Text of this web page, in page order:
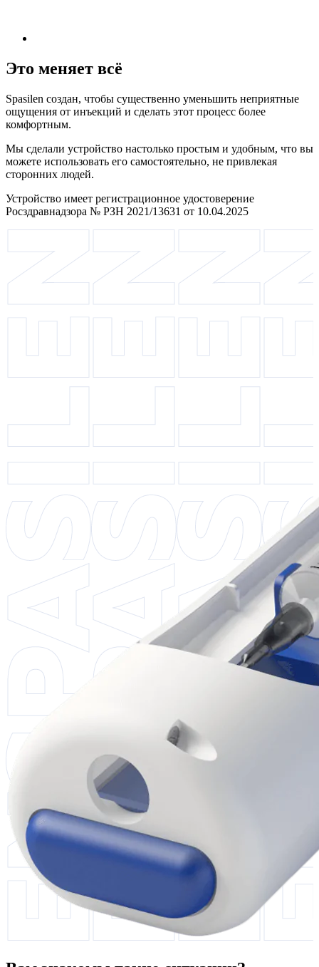
Это меняет всё
Spasilen создан, чтобы существенно уменьшить неприятные
ощущения от инъекций и сделать этот процесс более
комфортным.
Мы сделали устройство настолько простым и удобным, что вы
можете использовать его самостоятельно, не привлекая
сторонних людей.
Устройство имеет регистрационное удостоверение
Росздравнадзора № РЗН 2021/13631 от 10.04.2025